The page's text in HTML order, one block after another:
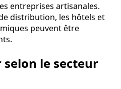
entreprises artisanales.
distribution, les hôtels et
peuvent être
le secteur